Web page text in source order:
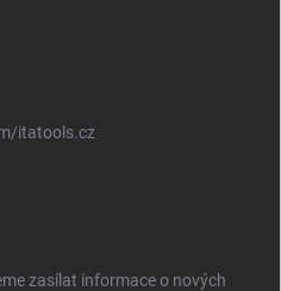
itatools.cz
zasílat informace o nových